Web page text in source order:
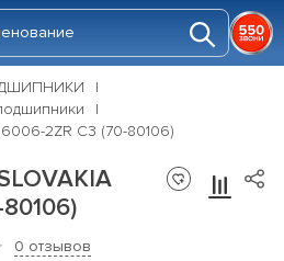
2ZR С3 (70-80106)
0 отзывов